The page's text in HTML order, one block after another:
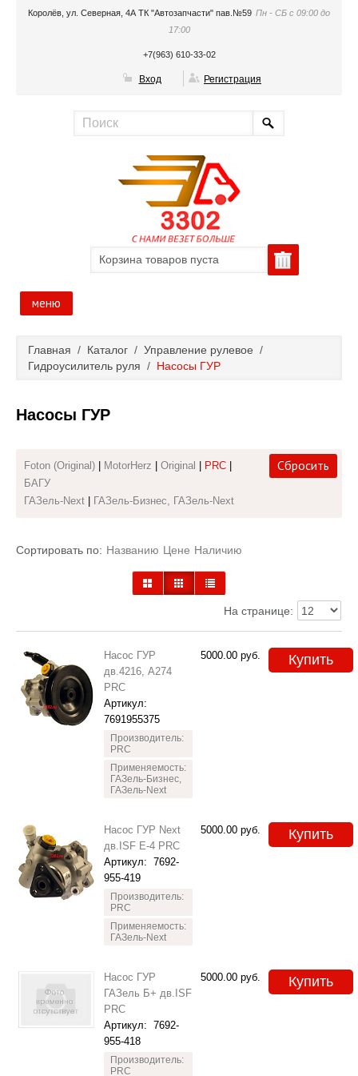
Королёв, ул. Северная, 4А ТК "Автозапчасти" пав.№59 Пн - СБ с 09:00 до
17:00
+7(963) 610-33-02
Вход Регистрация
Корзина товаров пуста
меню
Каталог
Полезные статьи
Покупка и оплата
Контакты
Главная / Каталог / Управление рулевое /
Гидроусилитель руля / Насосы ГУР
Насосы ГУР
Foton (Original) MotorHerz Original PRC
БАГУ
ГАЗель-Next
ГАЗель-Бизнес, ГАЗель-Next
Сбросить
Сортировать по: Названию Цене Наличию
На странице:
Насос ГУР
дв.4216, А274
PRC
Артикул:
7691955375
Производитель:
PRC
Применяемость:
ГАЗель-Бизнес,
ГАЗель-Next
5000.00 руб. Купить
Насос ГУР Next
дв.ISF Е-4 PRC
Артикул: 7692-
955-419
Производитель:
PRC
Применяемость:
ГАЗель-Next
5000.00 руб. Купить
Насос ГУР
ГАЗель Б+ дв.ISF
PRC
Артикул: 7692-
955-418
Производитель:
PRC
5000.00 руб. Купить